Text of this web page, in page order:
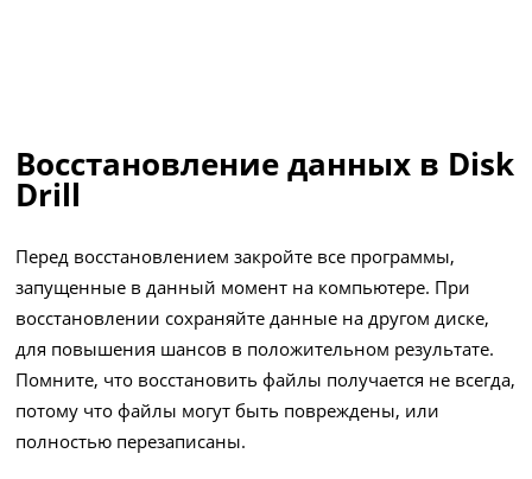
Восстановление данных в Disk
Drill
Перед восстановлением закройте все программы,
запущенные в данный момент на компьютере. При
восстановлении сохраняйте данные на другом диске,
для повышения шансов в положительном результате.
Помните, что восстановить файлы получается не всегда,
потому что файлы могут быть повреждены, или
полностью перезаписаны.